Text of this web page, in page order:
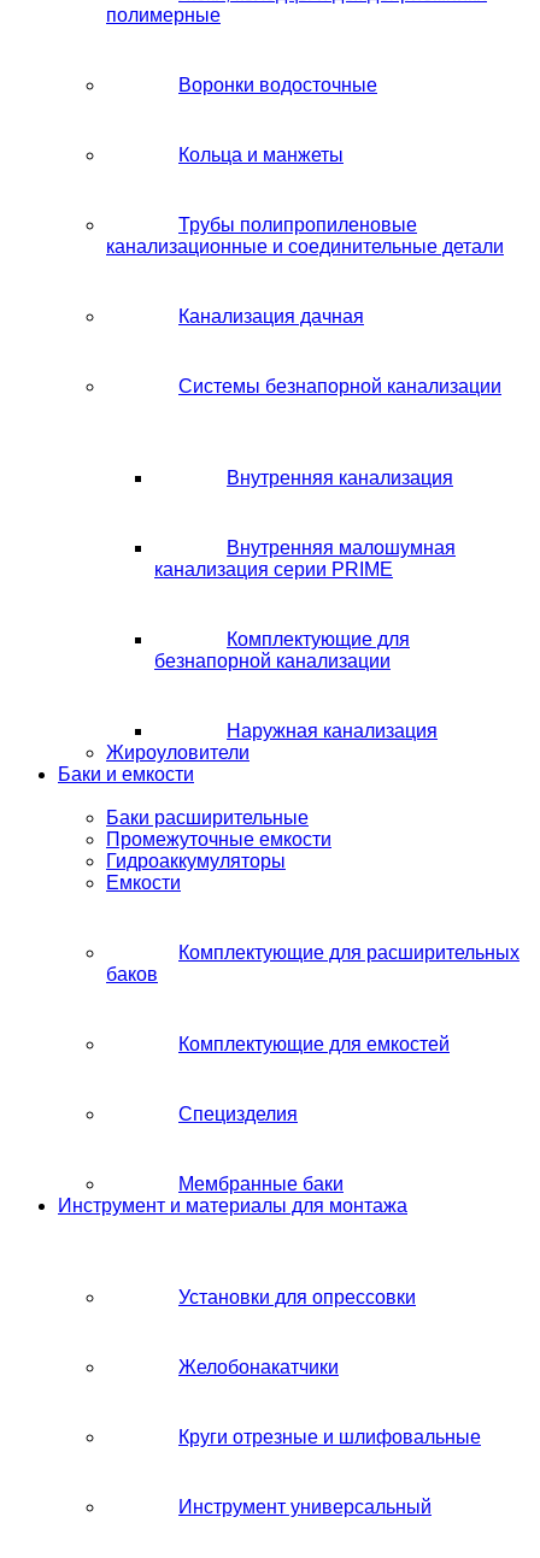
полимерные
Воронки водосточные
Кольца и манжеты
Трубы полипропиленовые
канализационные и соединительные детали
Канализация дачная
Системы безнапорной канализации
Внутренняя канализация
Внутренняя малошумная
канализация серии PRIME
Комплектующие для
безнапорной канализации
Наружная канализация
Жироуловители
Баки и емкости
Баки расширительные
Промежуточные емкости
Гидроаккумуляторы
Емкости
Комплектующие для расширительных
баков
Комплектующие для емкостей
Специзделия
Мембранные баки
Инструмент и материалы для монтажа
Установки для опрессовки
Желобонакатчики
Круги отрезные и шлифовальные
Инструмент универсальный